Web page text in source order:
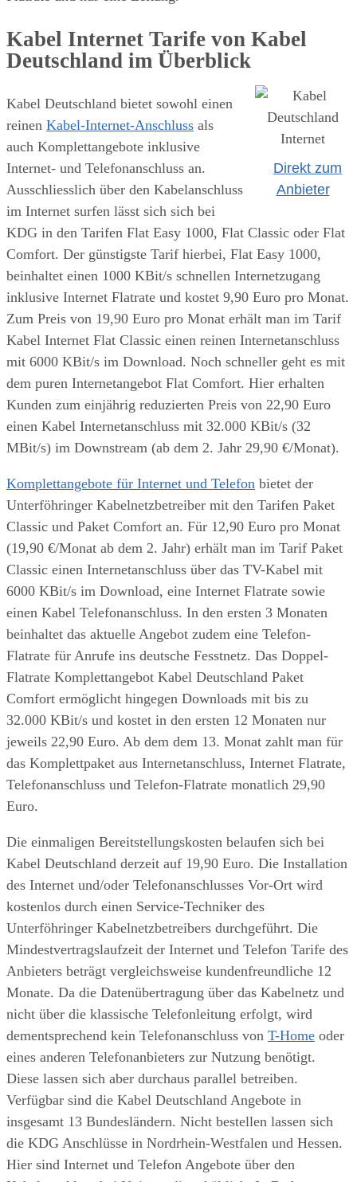
Kabel Internet Tarife von Kabel
Deutschland im Überblick
Direkt zum
Anbieter
Kabel Deutschland bietet sowohl einen
reinen Kabel-Internet-Anschluss als
auch Komplettangebote inklusive
Internet- und Telefonanschluss an.
Ausschliesslich über den Kabelanschluss
im Internet surfen lässt sich sich bei
KDG in den Tarifen Flat Easy 1000, Flat Classic oder Flat
Comfort. Der günstigste Tarif hierbei, Flat Easy 1000,
beinhaltet einen 1000 KBit/s schnellen Internetzugang
inklusive Internet Flatrate und kostet 9,90 Euro pro Monat.
Zum Preis von 19,90 Euro pro Monat erhält man im Tarif
Kabel Internet Flat Classic einen reinen Internetanschluss
mit 6000 KBit/s im Download. Noch schneller geht es mit
dem puren Internetangebot Flat Comfort. Hier erhalten
Kunden zum einjährig reduzierten Preis von 22,90 Euro
einen Kabel Internetanschluss mit 32.000 KBit/s (32
MBit/s) im Downstream (ab dem 2. Jahr 29,90 €/Monat).
Komplettangebote für Internet und Telefon bietet der
Unterföhringer Kabelnetzbetreiber mit den Tarifen Paket
Classic und Paket Comfort an. Für 12,90 Euro pro Monat
(19,90 €/Monat ab dem 2. Jahr) erhält man im Tarif Paket
Classic einen Internetanschluss über das TV-Kabel mit
6000 KBit/s im Download, eine Internet Flatrate sowie
einen Kabel Telefonanschluss. In den ersten 3 Monaten
beinhaltet das aktuelle Angebot zudem eine Telefon-
Flatrate für Anrufe ins deutsche Fesstnetz. Das Doppel-
Flatrate Komplettangebot Kabel Deutschland Paket
Comfort ermöglicht hingegen Downloads mit bis zu
32.000 KBit/s und kostet in den ersten 12 Monaten nur
jeweils 22,90 Euro. Ab dem dem 13. Monat zahlt man für
das Komplettpaket aus Internetanschluss, Internet Flatrate,
Telefonanschluss und Telefon-Flatrate monatlich 29,90
Euro.
Die einmaligen Bereitstellungskosten belaufen sich bei
Kabel Deutschland derzeit auf 19,90 Euro. Die Installation
des Internet und/oder Telefonanschlusses Vor-Ort wird
kostenlos durch einen Service-Techniker des
Unterföhringer Kabelnetzbetreibers durchgeführt. Die
Mindestvertragslaufzeit der Internet und Telefon Tarife des
Anbieters beträgt vergleichsweise kundenfreundliche 12
Monate. Da die Datenübertragung über das Kabelnetz und
nicht über die klassische Telefonleitung erfolgt, wird
dementsprechend kein Telefonanschluss von T-Home oder
eines anderen Telefonanbieters zur Nutzung benötigt.
Diese lassen sich aber durchaus parallel betreiben.
Verfügbar sind die Kabel Deutschland Angebote in
insgesamt 13 Bundesländern. Nicht bestellen lassen sich
die KDG Anschlüsse in Nordrhein-Westfalen und Hessen.
Hier sind Internet und Telefon Angebote über den